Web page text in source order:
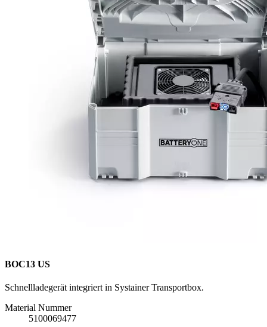
BOC13 US
Schnellladegerät integriert in Systainer Transportbox.
Material Nummer
5100069477